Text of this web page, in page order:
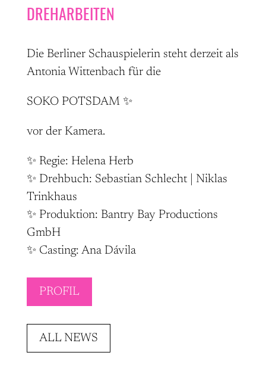
DREHARBEITEN
Die Berliner Schauspielerin steht derzeit als
Antonia Wittenbach für die
SOKO POTSDAM ✨
vor der Kamera.
✨ Regie: Helena Herb
✨ Drehbuch: Sebastian Schlecht | Niklas
Trinkhaus
✨ Produktion: Bantry Bay Productions
GmbH
✨ Casting: Ana Dávila
PROFIL
ALL NEWS